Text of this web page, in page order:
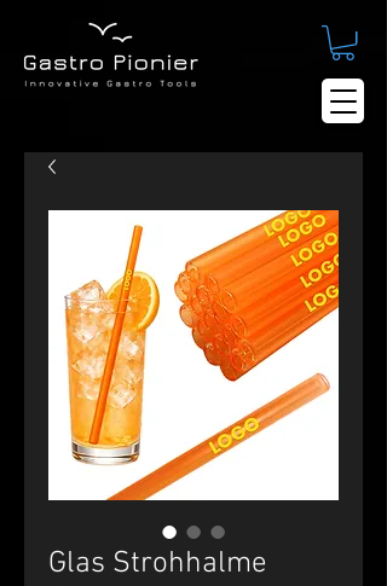
Glas Strohhalme